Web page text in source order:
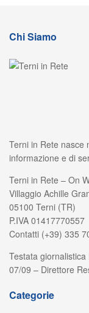
Chi Siamo
Terni in Rete nasce
informazione e di
Terni in Rete – On
Villaggio Achille
05100 Terni (TR)
P.IVA 01417770557
Contatti (+39) 335
Testata
07/09 – Direttore
Categorie